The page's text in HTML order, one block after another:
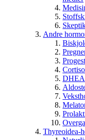
Andre
DHEA
Thyreoidea-